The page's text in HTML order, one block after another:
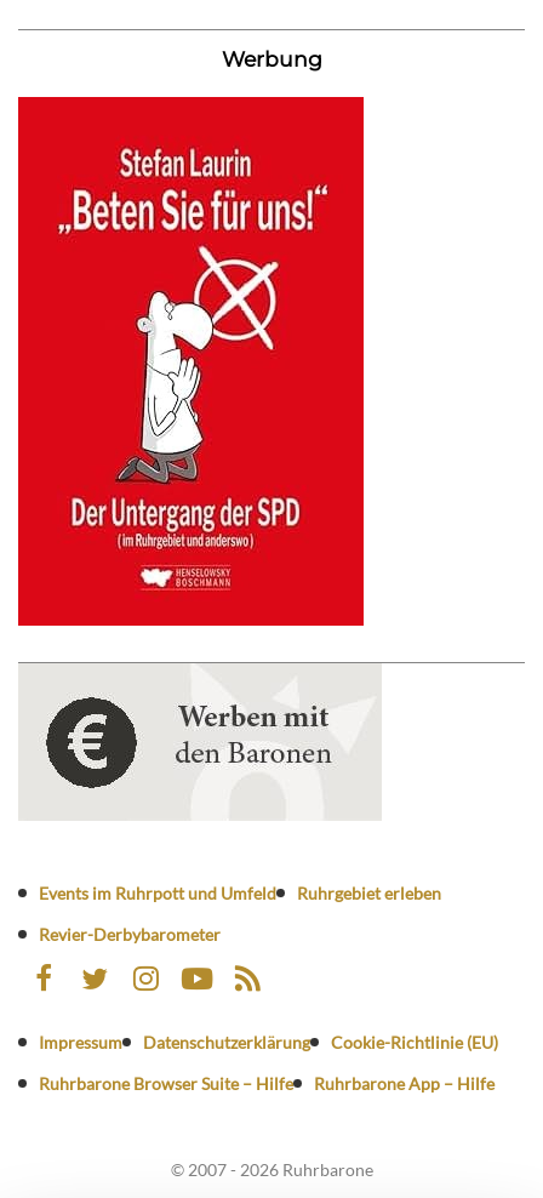
Werbung
Events im Ruhrpott und Umfeld
Ruhrgebiet erleben
Revier-Derbybarometer
Impressum Datenschutzerklärung
Cookie-Richtlinie (EU)
Ruhrbarone Browser Suite – Hilfe
Ruhrbarone App – Hilfe
© 2007 - 2026 Ruhrbarone